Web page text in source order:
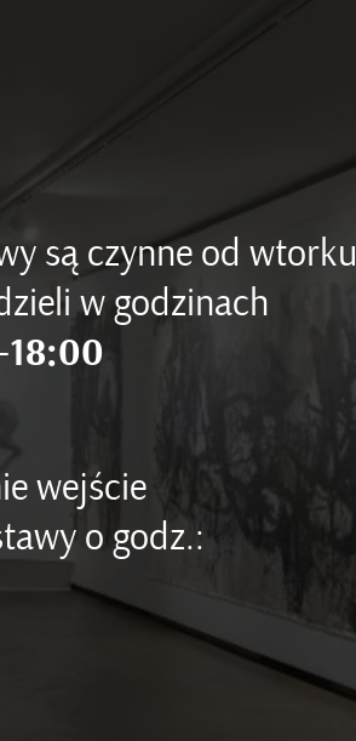
są czynne od wtorku
w godzinach
wejście
o godz.: